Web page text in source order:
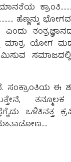
ಹೆಣ್ಣನ್ನು
ಮಾತ್ರ ಯೋಗ
ಸಂಕ್ರಾಂತಿಯ
ಒಳಿತಿನತ್ತ